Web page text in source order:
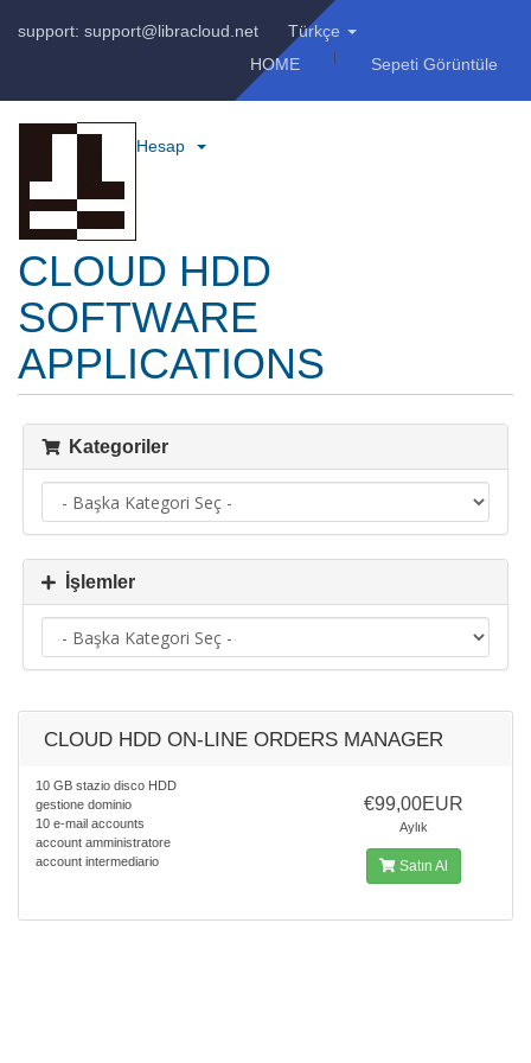
support: support@libracloud.net
Türkçe
HOME
Sepeti Görüntüle
Hesap
CLOUD HDD
SOFTWARE
APPLICATIONS
Kategoriler
İşlemler
CLOUD HDD ON-LINE ORDERS MANAGER
10 GB stazio disco HDD
gestione dominio
10 e-mail accounts
account amministratore
account intermediario
€99,00EUR
Aylık
Satın Al